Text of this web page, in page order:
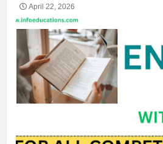
April 22, 2026